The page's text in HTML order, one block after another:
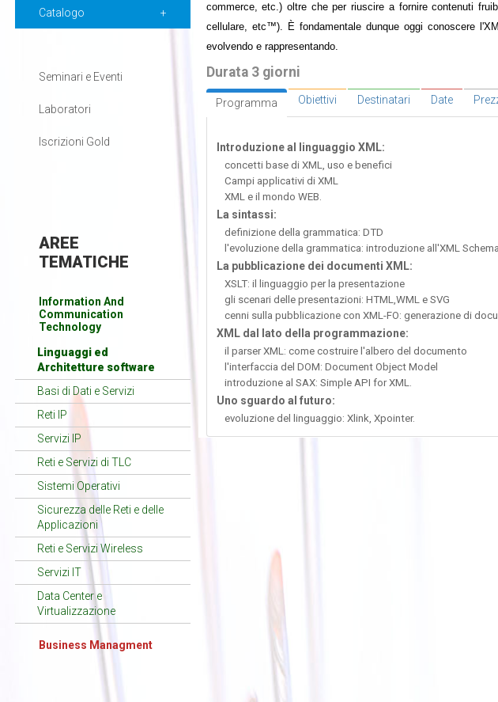
commerce, etc.) oltre che per riuscire a fornire contenuti
cellulare, etc™). È fondamentale dunque oggi conoscere
evolvendo e rappresentando.
Durata 3 giorni
Programma Obiettivi Destinatari Date
Introduzione al linguaggio XML:
concetti base di XML, uso e benefici
Campi applicativi di XML
XML e il mondo WEB.
La sintassi:
definizione della grammatica: DTD
l'evoluzione della grammatica: introduzione all'XML
La pubblicazione dei documenti XML:
XSLT: il linguaggio per la presentazione
gli scenari delle presentazioni: HTML,WML e SVG
cenni sulla pubblicazione con XML-FO: generazione di
XML dal lato della programmazione:
il parser XML: come costruire l'albero del documento
l'interfaccia del DOM: Document Object Model
introduzione al SAX: Simple API for XML.
Uno sguardo al futuro:
evoluzione del linguaggio: Xlink, Xpointer.
Catalogo
Seminari e Eventi
Laboratori
Iscrizioni Gold
AREE
TEMATICHE
Information And
Communication
Technology
Linguaggi ed
Architetture software
Basi di Dati e Servizi
Reti IP
Servizi IP
Reti e Servizi di TLC
Sistemi Operativi
Sicurezza delle Reti e delle
Applicazioni
Reti e Servizi Wireless
Servizi IT
Data Center e
Virtualizzazione
Business Managment